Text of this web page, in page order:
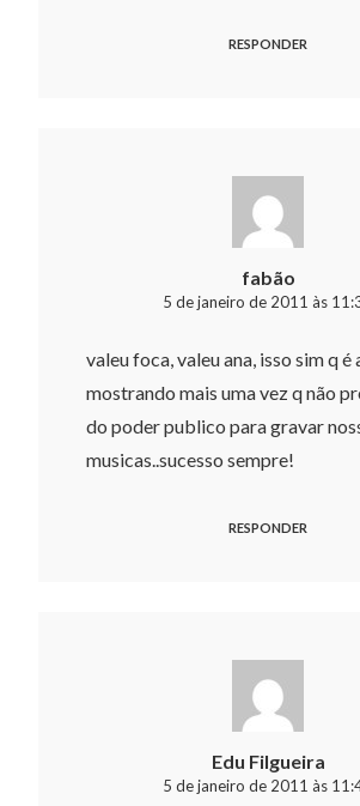
RESPONDER
fabão
5 de janeiro de 2011 às
valeu foca, valeu ana, isso sim q
mostrando mais uma vez q não
do poder publico para gravar
musicas..sucesso sempre!
RESPONDER
Edu Filgueira
5 de janeiro de 2011 às